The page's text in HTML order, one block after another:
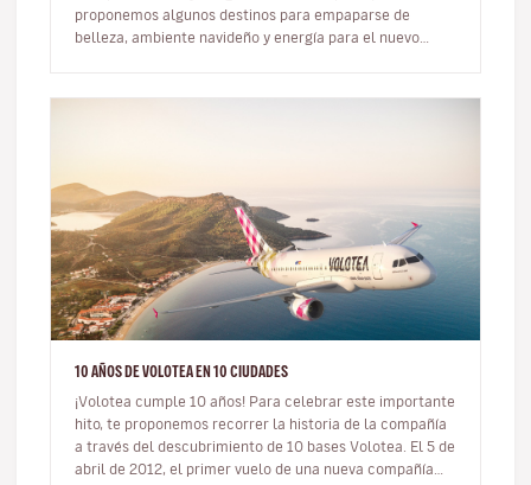
proponemos algunos destinos para empaparse de
belleza, ambiente navideño y energía para el nuevo
10 AÑOS DE VOLOTEA EN 10 CIUDADES
¡Volotea cumple 10 años! Para celebrar este importante
hito, te proponemos recorrer la historia de la compañía
a través del descubrimiento de 10 bases Volotea. El 5 de
abril de 2012, el primer vuelo de una nueva compañía